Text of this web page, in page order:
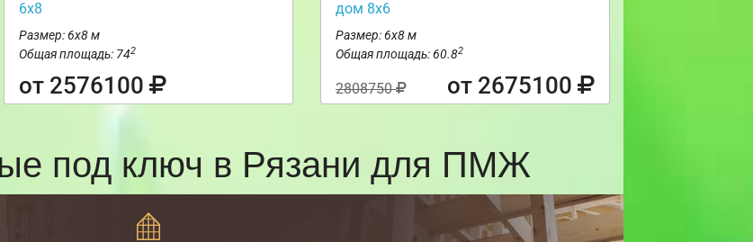
6х8
Размер: 6х8 м
Общая площадь: 742
от 2576100
дом 8х6
Размер: 6х8 м
Общая площадь: 60.82
2808750 от 2675100
под ключ в Рязани для ПМЖ